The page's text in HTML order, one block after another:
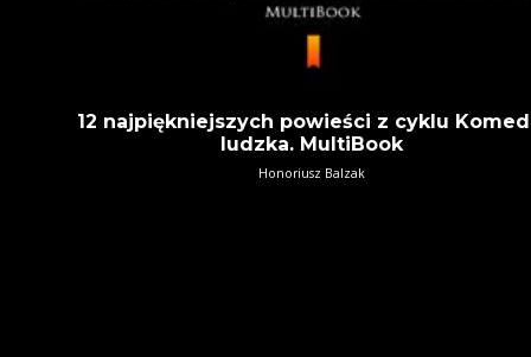
12 najpiękniejszych powieści z cyklu
ludzka. MultiBook
Honoriusz Balzak